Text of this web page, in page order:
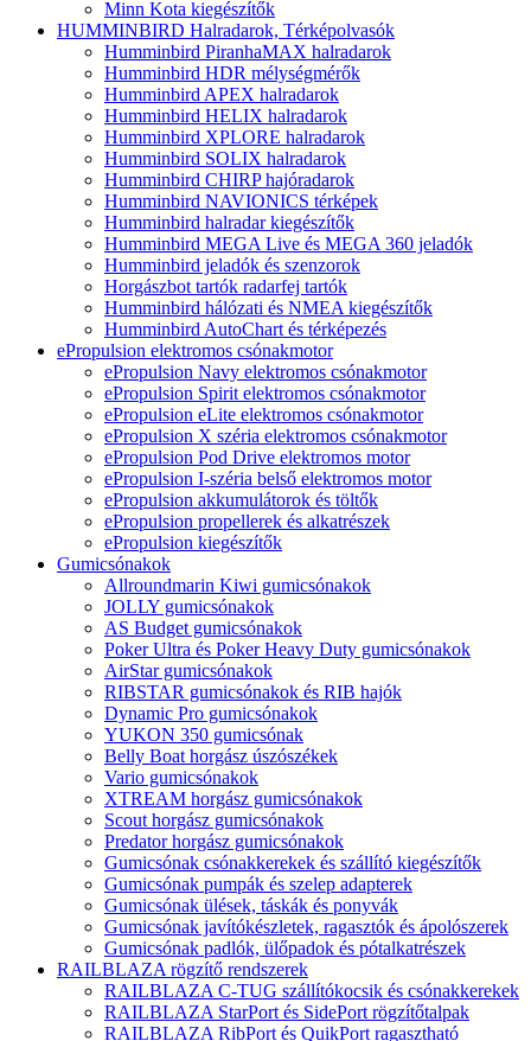
Minn Kota kiegészítők
HUMMINBIRD Halradarok, Térképolvasók
Humminbird PiranhaMAX halradarok
Humminbird HDR mélységmérők
Humminbird APEX halradarok
Humminbird HELIX halradarok
Humminbird XPLORE halradarok
Humminbird SOLIX halradarok
Humminbird CHIRP hajóradarok
Humminbird NAVIONICS térképek
Humminbird halradar kiegészítők
Humminbird MEGA Live és MEGA 360 jeladók
Humminbird jeladók és szenzorok
Horgászbot tartók radarfej tartók
Humminbird hálózati és NMEA kiegészítők
Humminbird AutoChart és térképezés
ePropulsion elektromos csónakmotor
ePropulsion Navy elektromos csónakmotor
ePropulsion Spirit elektromos csónakmotor
ePropulsion eLite elektromos csónakmotor
ePropulsion X széria elektromos csónakmotor
ePropulsion Pod Drive elektromos motor
ePropulsion I-széria belső elektromos motor
ePropulsion akkumulátorok és töltők
ePropulsion propellerek és alkatrészek
ePropulsion kiegészítők
Gumicsónakok
Allroundmarin Kiwi gumicsónakok
JOLLY gumicsónakok
AS Budget gumicsónakok
Poker Ultra és Poker Heavy Duty gumicsónakok
AirStar gumicsónakok
RIBSTAR gumicsónakok és RIB hajók
Dynamic Pro gumicsónakok
YUKON 350 gumicsónak
Belly Boat horgász úszószékek
Vario gumicsónakok
XTREAM horgász gumicsónakok
Scout horgász gumicsónakok
Predator horgász gumicsónakok
Gumicsónak csónakkerekek és szállító kiegészítők
Gumicsónak pumpák és szelep adapterek
Gumicsónak ülések, táskák és ponyvák
Gumicsónak javítókészletek, ragasztók és ápolószerek
Gumicsónak padlók, ülőpadok és pótalkatrészek
RAILBLAZA rögzítő rendszerek
RAILBLAZA C-TUG szállítókocsik és csónakkerekek
RAILBLAZA StarPort és SidePort rögzítőtalpak
RAILBLAZA RibPort és QuikPort ragasztható